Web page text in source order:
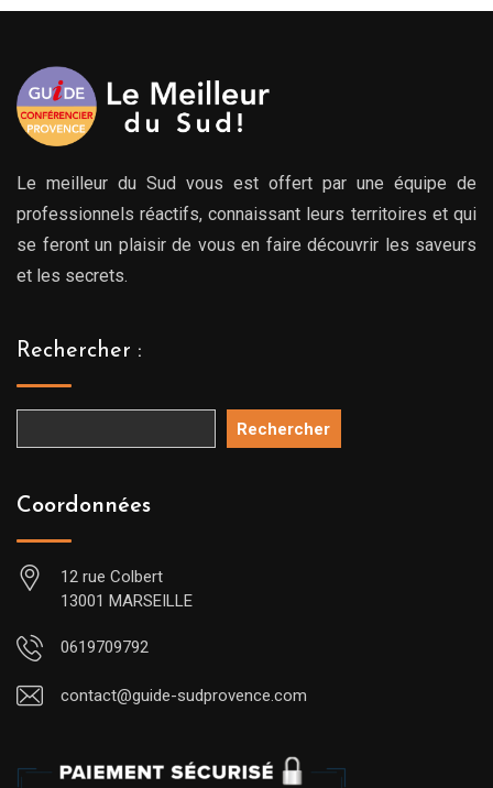
Le meilleur du Sud vous est offert par une équipe de
professionnels réactifs, connaissant leurs territoires et qui
se feront un plaisir de vous en faire découvrir les saveurs
et les secrets.
Rechercher :
Rechercher
Coordonnées
12 rue Colbert
13001 MARSEILLE
0619709792
contact@guide-sudprovence.com